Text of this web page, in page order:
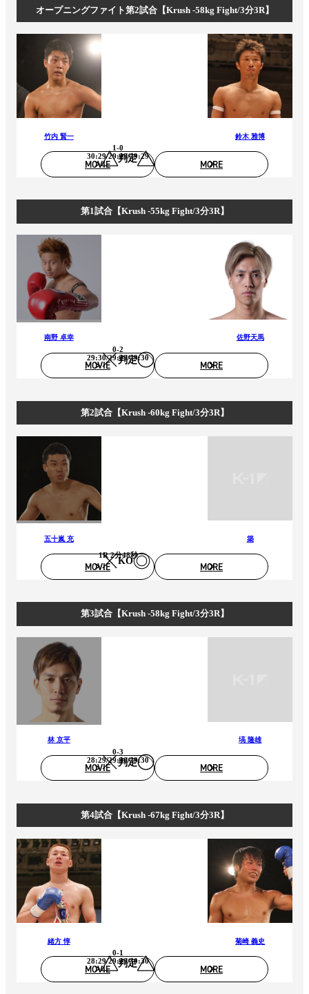
オープニングファイト第2試合【Krush -58kg Fight/3分3R】
竹内 賢一
判定
1-0
30:29/29:29/29:29
鈴木 雅博
MOVIE MORE
第1試合【Krush -55kg Fight/3分3R】
南野 卓幸
判定
0-2
29:30/29:29/29:30
佐野天馬
MOVIE MORE
第2試合【Krush -60kg Fight/3分3R】
五十嵐 充
KO
1R 2分48秒
築
MOVIE MORE
第3試合【Krush -58kg Fight/3分3R】
林 京平
判定
0-3
28:29/29:30/29:30
塙 隆雄
MOVIE MORE
第4試合【Krush -67kg Fight/3分3R】
緒方 惇
判定
0-1
28:29/29:29/30:30
菊崎 義史
MOVIE MORE